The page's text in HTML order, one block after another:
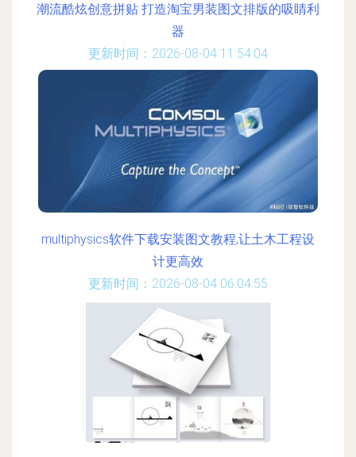
潮流酷炫创意拼贴 打造淘宝男装图文排版的吸睛利
器
更新时间：2026-08-04 11:54:04
multiphysics软件下载安装图文教程,让土木工程设
计更高效
更新时间：2026-08-04 06:04:55